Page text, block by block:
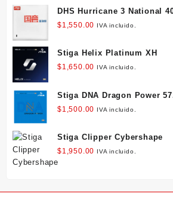
DHS Hurricane 3 National
$1,550.00 IVA incluido.
Stiga Helix Platinum XH
$1,650.00 IVA incluido.
Stiga DNA Dragon Power
$1,500.00 IVA incluido.
Stiga Clipper Cybershape
$1,950.00 IVA incluido.